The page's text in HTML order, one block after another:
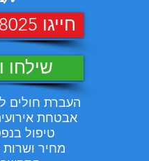
חייגו 050-761-8025
שילחו
העברת חולים
אבטחת
טיפול
מחיר